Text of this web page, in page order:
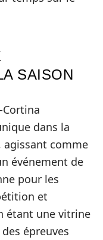
SAISON
Cortina
dans la
agissant comme
événement de
pour les
et
étant une vitrine
épreuves